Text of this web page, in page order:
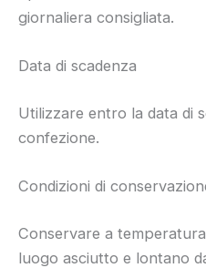
giornaliera consigliata.
Data di scadenza
Utilizzare entro la data di
confezione.
Condizioni di
Conservare a
luogo asciutto e lontano